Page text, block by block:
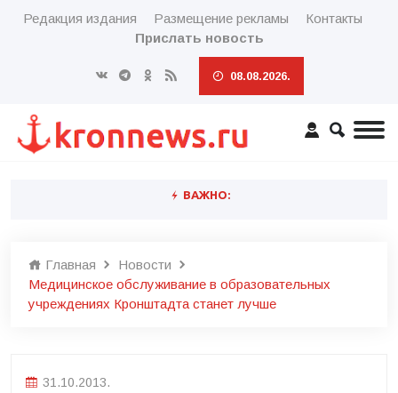
Редакция издания Размещение рекламы
Контакты
Прислать новость
08.08.2026.
ВАЖНО:
Главная
Новости
Медицинское обслуживание в образовательных
учреждениях Кронштадта станет лучше
31.10.2013.